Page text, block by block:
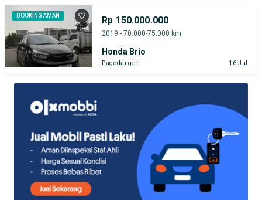
BOOKING AMAN Rp 150.000.000
2019 - 70.000-75.000 km
Honda Brio
Pagedangan 16 Jul